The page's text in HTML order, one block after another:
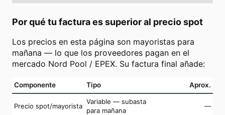
Por qué tu factura es superior al precio spot
Los precios en esta página son mayoristas para
mañana — lo que los proveedores pagan en el
mercado Nord Pool / EPEX. Su factura final añade:
Componente Tipo Aprox.
Precio spot/mayorista
Variable — subasta
para mañana
—